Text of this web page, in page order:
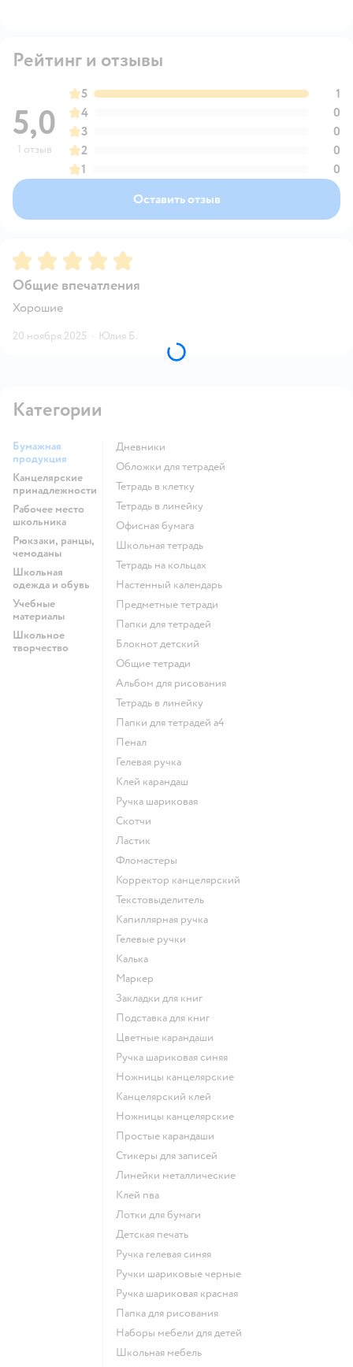
Рейтинг и отзывы
5,0
1 отзыв
5
1
4
0
3
0
2
0
1
0
Оставить отзыв
Рейтинг:5
Общие впечатления
Хорошие
20 ноября 2025 · Юлия Б.
Категории
Бумажная
продукция
Канцелярские
принадлежности
Рабочее место
школьника
Рюкзаки, ранцы,
чемоданы
Школьная
одежда и обувь
Учебные
материалы
Школьное
творчество
Дневники
Обложки для тетрадей
Тетрадь в клетку
Тетрадь в линейку
Офисная бумага
Школьная тетрадь
Тетрадь на кольцах
Настенный календарь
Предметные тетради
Папки для тетрадей
Блокнот детский
Общие тетради
Альбом для рисования
Тетрадь в линейку
Папки для тетрадей а4
Пенал
Гелевая ручка
Клей карандаш
Ручка шариковая
Скотчи
Ластик
Фломастеры
Корректор канцелярский
Текстовыделитель
Капиллярная ручка
Гелевые ручки
Калька
Маркер
Закладки для книг
Подставка для книг
Цветные карандаши
Ручка шариковая синяя
Ножницы канцелярские
Канцелярский клей
Ножницы канцелярские
Простые карандаши
Стикеры для записей
Линейки металлические
Клей пва
Лотки для бумаги
Детская печать
Ручка гелевая синяя
Ручки шариковые черные
Ручка шариковая красная
Папка для рисования
Наборы мебели для детей
Школьная мебель